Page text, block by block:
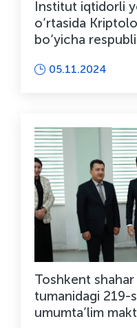
Institut iqtidorli
o‘rtasida
bo‘yicha
05.11.2024
Toshkent
tumanidagi 219-
umumta’lim